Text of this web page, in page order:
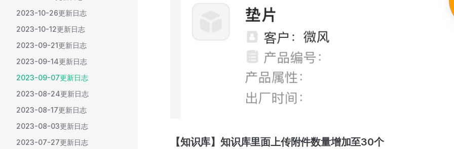
2023-10-26更新日志
2023-10-12更新日志
2023-09-21更新日志
2023-09-14更新日志
2023-09-07更新日志
2023-08-24更新日志
2023-08-17更新日志
2023-08-03更新日志
2023-07-27更新日志
【知识库】知识库里面上传附件数量增加至30个